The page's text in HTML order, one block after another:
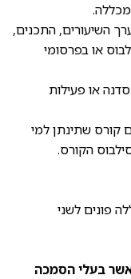
השיעורים, התכנים,
או בפרסומי
או פעילות
קורס שתינתן למי
הקורס.
פונים לשני
בעלי הסמכה